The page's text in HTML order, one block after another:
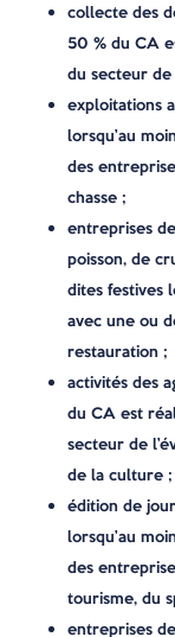
collecte des
50 % du CA
du secteur
exploitations
lorsqu’au
des
chasse ;
entreprises
poisson, de
dites festives
avec une ou
restauration ;
activités des
du CA est
secteur de
de la culture ;
édition de
lorsqu’au
des
tourisme, du
entreprises